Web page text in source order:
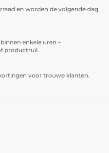
een speciale oleofobe
. Het scherm van uw
vingerafdrukken en vuil
achterblijven.
van gehard glas voor
scherm van uw
en worden de volgende dag
enkele uren –
productruil.
voor trouwe klanten.